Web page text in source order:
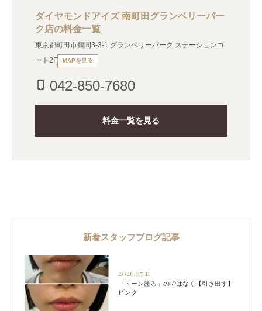
ダイヤモンドアイズ 南町田グランベリーパー
ク店の料金一覧
東京都町田市鶴間3-3-1 グランベリーパーク ステーションコ
ート2F
MAPを見る
phone_iphone 042-850-7680
料金一覧を見る
新着スタッフブログ記事
2026.07.11
「トーン塗る」のではなく【引き出す】
ピンク